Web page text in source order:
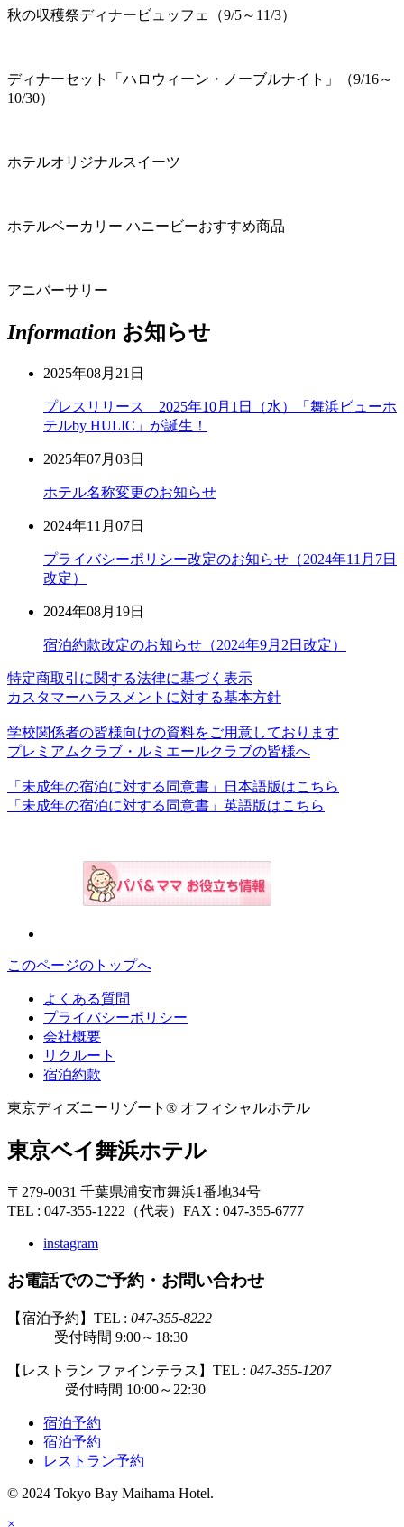
秋の収穫祭ディナービュッフェ（9/5～11/3）
ディナーセット「ハロウィーン・ノーブルナイト」（9/16～
10/30）
ホテルオリジナルスイーツ
ホテルベーカリー ハニービーおすすめ商品
アニバーサリー
Information お知らせ
2025年08月21日
プレスリリース 2025年10月1日（水）「舞浜ビューホ
テルby HULIC」が誕生！
2025年07月03日
ホテル名称変更のお知らせ
2024年11月07日
プライバシーポリシー改定のお知らせ（2024年11月7日
改定）
2024年08月19日
宿泊約款改定のお知らせ（2024年9月2日改定）
特定商取引に関する法律に基づく表示
カスタマーハラスメントに対する基本方針
学校関係者の皆様向けの資料をご用意しております
プレミアムクラブ・ルミエールクラブの皆様へ
「未成年の宿泊に対する同意書」日本語版はこちら
「未成年の宿泊に対する同意書」英語版はこちら
このページのトップへ
よくある質問
プライバシーポリシー
会社概要
リクルート
宿泊約款
東京ディズニーリゾート® オフィシャルホテル
東京ベイ舞浜ホテル
〒279-0031 千葉県浦安市舞浜1番地34号
TEL : 047-355-1222（代表） FAX : 047-355-6777
instagram
お電話でのご予約・お問い合わせ
【宿泊予約】TEL : 047-355-8222
受付時間 9:00～18:30
【レストラン ファインテラス】TEL : 047-355-1207
受付時間 10:00～22:30
宿泊予約
宿泊予約
レストラン予約
© 2024 Tokyo Bay Maihama Hotel.
×